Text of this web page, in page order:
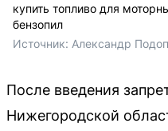
купить топливо для
бензопил
Источник: Александр
После введения
Нижегородской